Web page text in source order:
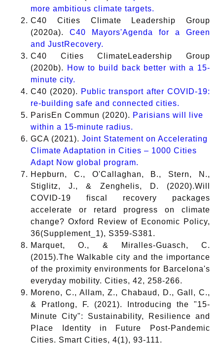
more ambitious climate targets.
C40 Cities Climate Leadership Group
(2020a).C40 Mayors'Agenda for a Green
and JustRecovery.
C40 Cities ClimateLeadership Group
(2020b).
How to build back better with a 15-
minute city.
C40 (2020). Public transport after COVID-19:
re-building safe and connected cities.
ParisEn Commun (2020). Parisians will live
within a 15-minute radius.
GCA (2021).Joint Statement on Accelerating
Climate Adaptation in Cities – 1000 Cities
Adapt Now global program.
Hepburn, C., O'Callaghan, B., Stern, N.,
Stiglitz, J., & Zenghelis, D. (2020).Will
COVID-19 fiscal recovery packages
accelerate or retard progress on climate
change? Oxford Review of Economic Policy,
36(Supplement_1), S359-S381.
Marquet, O., & Miralles-Guasch, C.
(2015).The Walkable city and the importance
of the proximity environments for Barcelona's
everyday mobility. Cities, 42, 258-266.
Moreno, C., Allam, Z., Chabaud, D., Gall, C.,
& Pratlong, F. (2021). Introducing the "15-
Minute City": Sustainability, Resilience and
Place Identity in Future Post-Pandemic
Cities. Smart Cities, 4(1), 93-111.